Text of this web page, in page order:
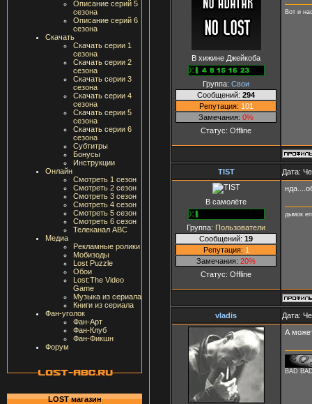
Описание серий 5
сезона
Описание серий 6
сезона
Скачать
Скачать серии 1
сезона
Скачать серии 2
сезона
Скачать серии 3
сезона
Скачать серии 4
сезона
Скачать серии 5
сезона
Скачать серии 6
сезона
Субтитры
Бонусы
Инструкции
Онлайн
Смотреть 1 сезон
Смотреть 2 сезон
Смотреть 3 сезон
Смотреть 4 сезон
Смотреть 5 сезон
Смотреть 6 сезон
Телеканал ABC
Медиа
Рекламные ролики
Мобизоды
Lost Puzzle
Обои
Lost:The Video
Game
Музыка из сериала
Книги из сериала
Фан-уголок
Фан-Арт
Фан-Клуб
Фан-Фикшн
Форум
LOST магазин
В хижине Джейкоба
Группа: Свои
Сообщений: 294
Репутация: 101
Замечания: 0%
Статус: Offline
Вот и
TIST Дата:
В самолёте
Группа: Пользователи
Сообщений: 19
Репутация: 1
Замечания: 20%
Статус: Offline
дымок
vladis Дата:
А
BAD